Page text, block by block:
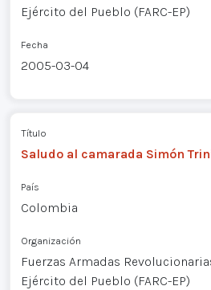
Ejército del Pueblo (FARC-EP)
Fecha
2005-03-04
Título
Saludo al camarada Simón
País
Colombia
Organización
Fuerzas Armadas
Ejército del Pueblo (FARC-EP)